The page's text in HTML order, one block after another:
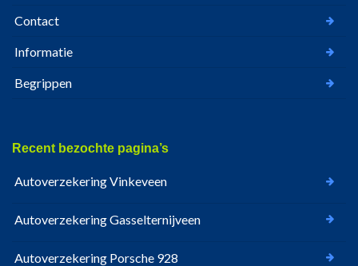
Contact
Informatie
Begrippen
Recent bezochte pagina’s
Autoverzekering Vinkeveen
Autoverzekering Gasselternijveen
Autoverzekering Porsche 928